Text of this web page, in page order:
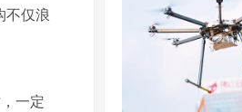
不仅浪
一定